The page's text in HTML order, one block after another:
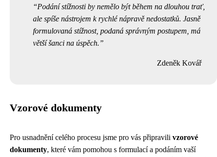
Podání stížnosti by nemělo být během na dlouhou trať,
ale spíše nástrojem k rychlé nápravě nedostatků. Jasně
formulovaná stížnost, podaná správným postupem, má
větší šanci na úspěch.
Zdeněk Kovář
Vzorové dokumenty
Pro usnadnění celého procesu jsme pro vás připravili vzorové
dokumenty, které vám pomohou s formulací a podáním vaší